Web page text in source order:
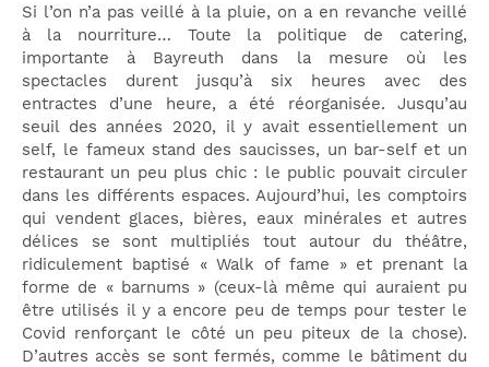
Si l’on n’a pas veillé à la pluie, on a en revanche veillé
à la nourriture… Toute la politique de catering,
importante à Bayreuth dans la mesure où les
spectacles durent jusqu’à six heures avec des
entractes d’une heure, a été réorganisée. Jusqu’au
seuil des années 2020, il y avait essentiellement un
self, le fameux stand des saucisses, un bar-self et un
restaurant un peu plus chic : le public pouvait circuler
dans les différents espaces. Aujourd’hui, les comptoirs
qui vendent glaces, bières, eaux minérales et autres
délices se sont multipliés tout autour du théâtre,
ridiculement baptisé « Walk of fame » et prenant la
forme de « barnums » (ceux-là même qui auraient pu
être utilisés il y a encore peu de temps pour tester le
Covid renforçant le côté un peu piteux de la chose).
D’autres accès se sont fermés, comme le bâtiment du